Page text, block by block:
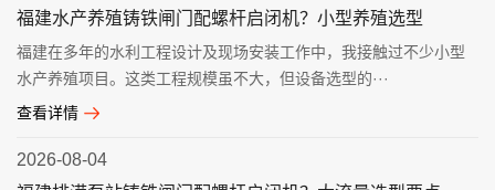
福建水产养殖铸铁闸门配螺杆启闭机？小型养殖选型
福建在多年的水利工程设计及现场安装工作中，我接触过不少小型
水产养殖项目。这类工程规模虽不大，但设备选型的···
查看详情
2026-08-04